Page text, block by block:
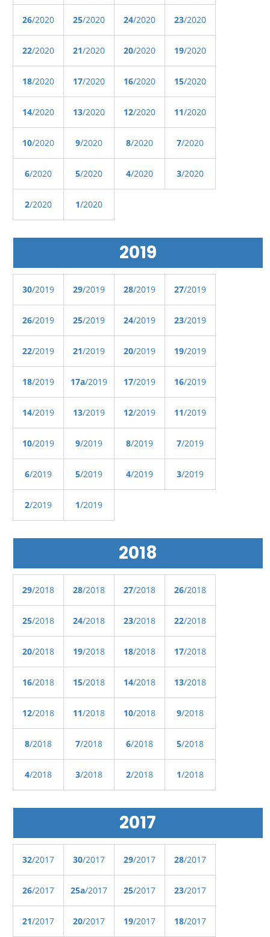
26/2020 25/2020 24/2020 23/2020
22/2020 21/2020 20/2020 19/2020
18/2020 17/2020 16/2020 15/2020
14/2020 13/2020 12/2020 11/2020
10/2020 9/2020 8/2020 7/2020
6/2020 5/2020 4/2020 3/2020
2/2020 1/2020
2019
30/2019 29/2019 28/2019 27/2019
26/2019 25/2019 24/2019 23/2019
22/2019 21/2019 20/2019 19/2019
18/2019 17a/2019 17/2019 16/2019
14/2019 13/2019 12/2019 11/2019
10/2019 9/2019 8/2019 7/2019
6/2019 5/2019 4/2019 3/2019
2/2019 1/2019
2018
29/2018 28/2018 27/2018 26/2018
25/2018 24/2018 23/2018 22/2018
20/2018 19/2018 18/2018 17/2018
16/2018 15/2018 14/2018 13/2018
12/2018 11/2018 10/2018 9/2018
8/2018 7/2018 6/2018 5/2018
4/2018 3/2018 2/2018 1/2018
2017
32/2017 30/2017 29/2017 28/2017
26/2017 25a/2017 25/2017 23/2017
21/2017 20/2017 19/2017 18/2017